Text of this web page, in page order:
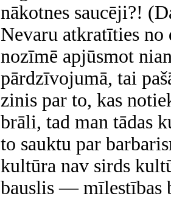
nākotnes saucēji?!
Nevaru atkratīties
nozīmē apjūsmot
pārdzīvojumā, tai
zinis par to, kas
brāli, tad man tādas
to sauktu par
kultūra nav sirds
bauslis — mīlestības